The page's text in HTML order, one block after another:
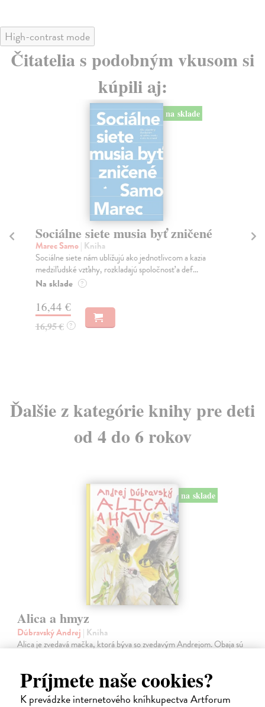
Príjmete naše cookies?
K prevádzke internetového kníhkupectva Artforum
High-contrast mode
Čitatelia s podobným vkusom si
kúpili aj:
na sklade
Sociálne siete musia byť zničené
Marec Samo| Kniha
Sociálne siete nám ubližujú ako jednotlivcom a kazia
medziľudské vzťahy, rozkladajú spoločnosť a def...
Na sklade ?
16,44 €
16,95 € ?
Ďalšie z kategórie knihy pre deti
od 4 do 6 rokov
na sklade
Alica a hmyz
Dúbravský Andrej | Kniha
Alica je zvedavá mačka, ktorá býva so zvedavým Andrejom. Obaja sú
Na sklade
28,03 €